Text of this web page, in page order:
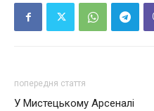
попередня стаття
У Мистецькому Арсеналі